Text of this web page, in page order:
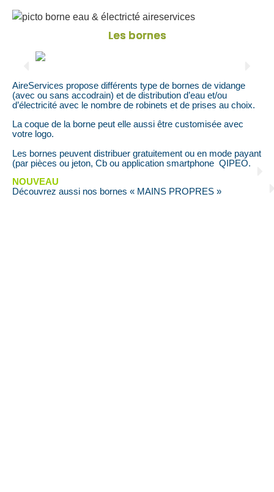
Les bornes
AireServices propose différents type de bornes de vidange
(avec ou sans accodrain) et de distribution d’eau et/ou
d’électricité avec le nombre de robinets et de prises au choix.
La coque de la borne peut elle aussi être customisée avec
votre logo.
Les bornes peuvent distribuer gratuitement ou en mode payant
(par pièces ou jeton, Cb ou application smartphone QIPEO.
NOUVEAU
Découvrez aussi nos bornes « MAINS PROPRES »